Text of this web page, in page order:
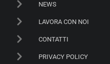
NEWS
LAVORA CON NOI
CONTATTI
PRIVACY POLICY